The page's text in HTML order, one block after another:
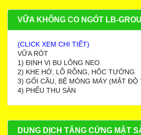
VỮA KHÔNG CO NGÓT LB-
(CLICK XEM CHI TIẾT)
VỮA RÓT
1) ĐỊNH VỊ BU LÔNG NEO
2) KHE HỞ, LỖ RỖNG, HỐC TƯỜNG
3) GỐI CẦU, BỆ MÓNG MÁY (MẬT ĐỘ
4) PHỂU THU SÀN
DUNG DỊCH TĂNG CỨNG MẶT